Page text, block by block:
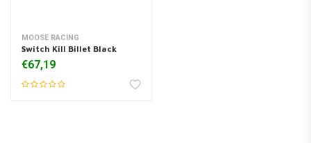
MOOSE RACING
Switch Kill Billet Black
€67,19